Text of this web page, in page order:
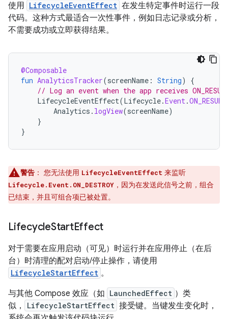
使用 LifecycleEventEffect 在发生特定事件时运行一段
代码。这种方式最适合一次性事件，例如日志记录或分析，
不需要成功或立即获得结果。
@Composable
fun AnalyticsTracker(screenName : String)
{
// Log an event when the app receives
LifecycleEventEffect(Lifecycle.Event.ON_RESUME
Analytics . logView(screenName)
}
}
警告 ： 您无法使用 LifecycleEventEffect 来监听
Lifecycle.Event.ON_DESTROY ，因为在发送此信号之前，组合
已结束，并且可组合项已被处置。
LifecycleStartEffect
对于需要在应用启动（可见）时运行并在应用停止（在后
台）时清理的配对启动/停止操作，请使用
LifecycleStartEffect 。
与其他 Compose 效应（如 LaunchedEffect ）类
似，
LifecycleStartEffect 接受键。当键发生变化时，